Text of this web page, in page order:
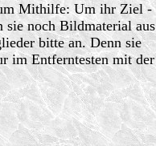
Mithilfe: Um ihr Ziel -
sie noch Bildmaterial aus
bitte an. Denn sie
im Entferntesten mit der